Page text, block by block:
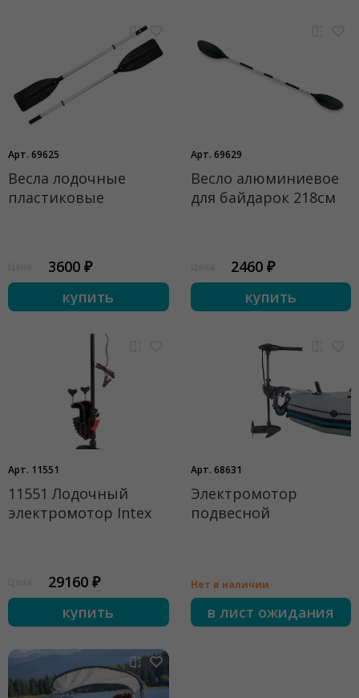
Арт. 69625
Весла лодочные
пластиковые
3600 ₽
купить
Арт. 69629
Весло алюминиевое
для байдарок 218см
2460 ₽
купить
Арт. 11551
11551 Лодочный
электромотор Intex
29160 ₽
купить
Арт. 68631
Электромотор
подвесной
Нет в наличии
в лист ожидания